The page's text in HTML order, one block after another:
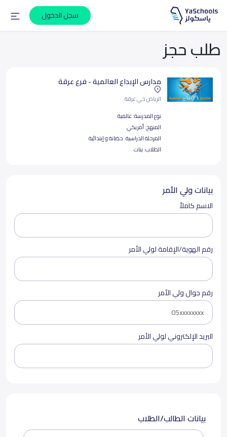
سجل الدخول
طلب حجز
مدارس الإبداع العالمية - فرع عرقة
الرياض حي عرقة
نوع المدرسة:عالمية
المنهج:أمريكي
المرحلة الدراسية: حضانة و إبتدائية
الطلاب: بنات
بيانات ولي الأمر
الاسم كاملاً
رقم الهوية/الإقامة لولي الأمر
رقم جوال ولي الأمر
البريد الإلكتروني لولي الأمر
بيانات الطالب/الطلاب